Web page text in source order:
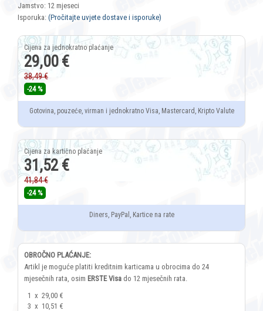
Jamstvo: 12 mjeseci
Isporuka: (Pročitajte uvjete dostave i isporuke)
29,00 €
38,49 €
-24 %
Gotovina, pouzeće, virman i jednokratno Visa, Mastercard, Kripto Valute
31,52 €
41,84 €
-24 %
Diners, PayPal, Kartice na rate
OBROČNO PLAĆANJE:
Artikl je moguće platiti kreditnim karticama u obrocima do 24
mjesečnih rata, osim ERSTE Visa do 12 mjesečnih rata.
1 x 29,00 €
3 x 10,51 €